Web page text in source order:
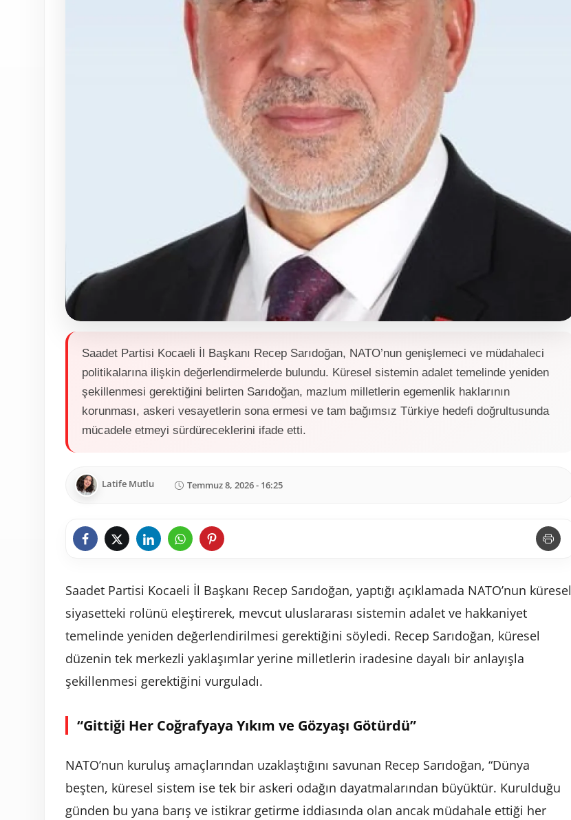
Saadet Partisi Kocaeli İl Başkanı Recep Sarıdoğan, NATO’nun genişlemeci ve müdahaleci
politikalarına ilişkin değerlendirmelerde bulundu. Küresel sistemin adalet temelinde yeniden
şekillenmesi gerektiğini belirten Sarıdoğan, mazlum milletlerin egemenlik haklarının
korunması, askeri vesayetlerin sona ermesi ve tam bağımsız Türkiye hedefi doğrultusunda
mücadele etmeyi sürdüreceklerini ifade etti.
Latife Mutlu Temmuz 8, 2026 - 16:25
Saadet Partisi Kocaeli İl Başkanı Recep Sarıdoğan, yaptığı açıklamada NATO’nun küresel
siyasetteki rolünü eleştirerek, mevcut uluslararası sistemin adalet ve hakkaniyet
temelinde yeniden değerlendirilmesi gerektiğini söyledi. Recep Sarıdoğan, küresel
düzenin tek merkezli yaklaşımlar yerine milletlerin iradesine dayalı bir anlayışla
şekillenmesi gerektiğini vurguladı.
“Gittiği Her Coğrafyaya Yıkım ve Gözyaşı Götürdü”
NATO’nun kuruluş amaçlarından uzaklaştığını savunan Recep Sarıdoğan, “Dünya
beşten, küresel sistem ise tek bir askeri odağın dayatmalarından büyüktür. Kurulduğu
günden bu yana barış ve istikrar getirme iddiasında olan ancak müdahale ettiği her